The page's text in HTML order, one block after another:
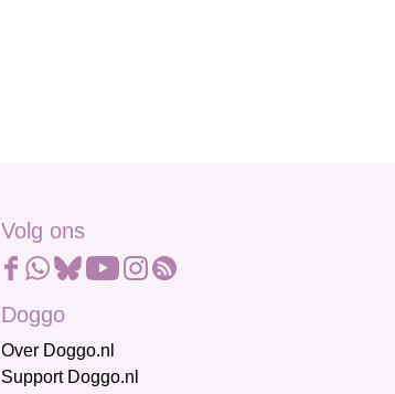
Volg ons
Doggo
Over Doggo.nl
Support Doggo.nl